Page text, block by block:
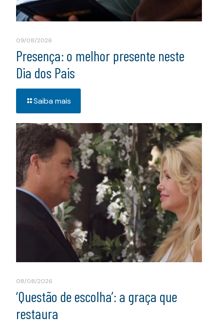
09/08/2026
Presença: o melhor presente neste
Dia dos Pais
Saiba mais
08/08/2026
‘Questão de escolha’: a graça que
restaura